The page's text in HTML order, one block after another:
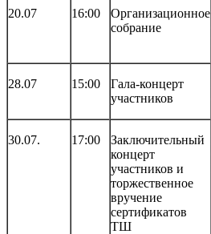
20.07 16:00
Организационное
собрание
28.07 15:00
Гала-концерт
участников
30.07. 17:00
Заключительный
концерт
участников и
торжественное
вручение
сертификатов
ТШ